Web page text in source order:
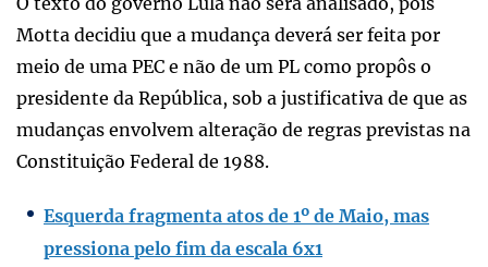
Motta decidiu que a mudança deverá ser feita por
meio de uma PEC e não de um PL como propôs o
presidente da República, sob a justificativa de que as
mudanças envolvem alteração de regras previstas na
Constituição Federal de 1988.
Esquerda fragmenta atos de 1º de Maio, mas
pressiona pelo fim da escala 6x1